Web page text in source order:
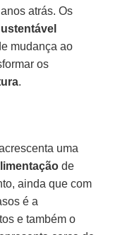
atrás. Os
mudança ao
os
.
uma
de
ainda que com
é a
e também o